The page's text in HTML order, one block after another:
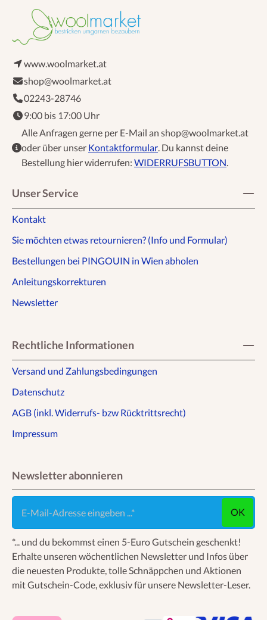
www.woolmarket.at
shop@woolmarket.at
02243-28746
9:00 bis 17:00 Uhr
Alle Anfragen gerne per E-Mail an shop@woolmarket.at
oder über unser Kontaktformular . Du kannst deine
Bestellung hier widerrufen: WIDERRUFSBUTTON
Unser Service
Kontakt
Sie möchten etwas retournieren? (Info und Formular)
Bestellungen bei PINGOUIN in Wien abholen
Anleitungskorrekturen
Newsletter
Rechtliche Informationen
Versand und Zahlungsbedingungen
Datenschutz
AGB (inkl. Widerrufs- bzw Rücktrittsrecht)
Impressum
Newsletter abonnieren
E-Mail-Adresse eingeben ...
OK
*... und du bekommst einen 5-Euro Gutschein geschenkt!
Erhalte unseren wöchentlichen Newsletter und Infos über
die neuesten Produkte, tolle Schnäppchen und Aktionen
mit Gutschein-Code, exklusiv für unsere Newsletter-Leser.